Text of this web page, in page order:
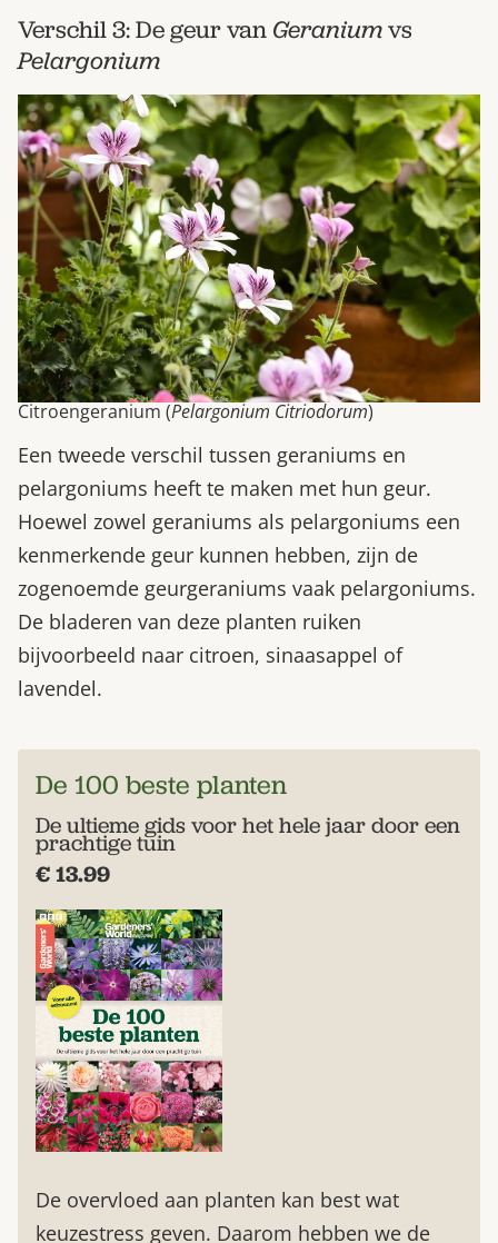
Verschil 3: De geur van Geraniumvs
Pelargonium
Citroengeranium (Pelargonium Citriodorum)
Een tweede verschil tussen geraniums en
pelargoniums heeft te maken met hun geur.
Hoewel zowel geraniums als pelargoniums een
kenmerkende geur kunnen hebben, zijn de
zogenoemde geurgeraniums vaak pelargoniums.
De bladeren van deze planten ruiken
bijvoorbeeld naar citroen, sinaasappel of
lavendel.
De 100 beste planten
De ultieme gids voor het hele jaar door een
prachtige tuin
€ 13.99
De overvloed aan planten kan best wat
keuzestress geven. Daarom hebben we de